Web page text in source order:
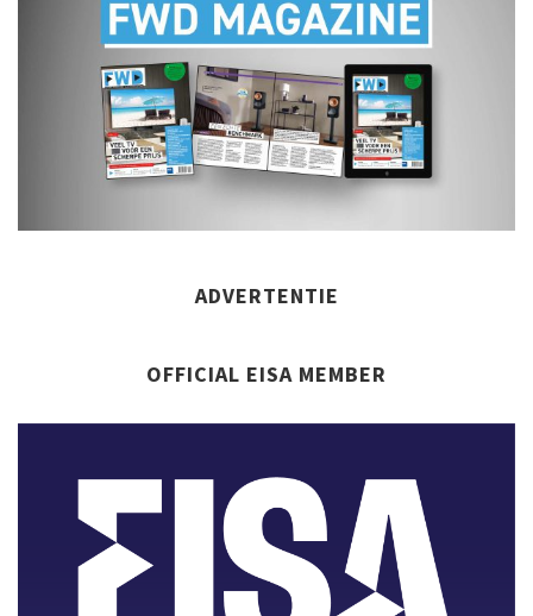
ADVERTENTIE
OFFICIAL EISA MEMBER